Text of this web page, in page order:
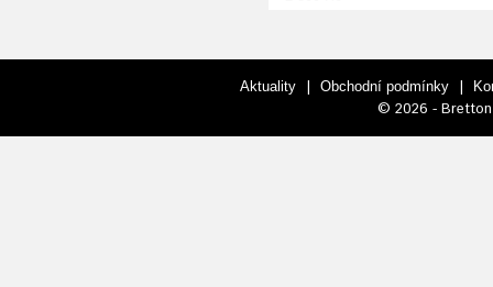
Aktuality | Obchodní podmínky |
© 2026 - Bretton